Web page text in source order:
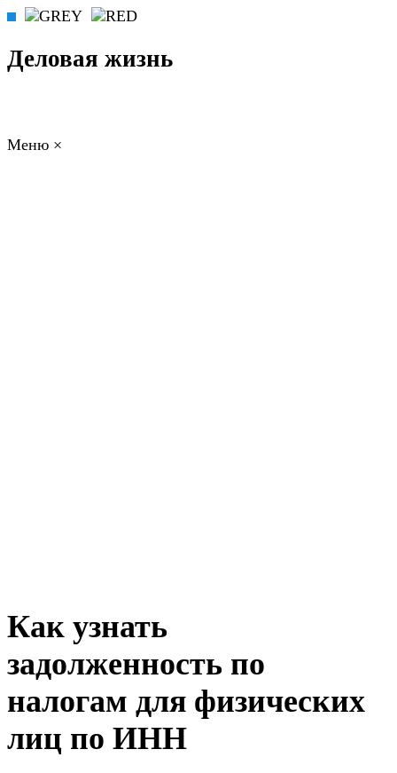
Деловая жизнь
Меню ×
Как узнать
задолженность по
налогам для физических
лиц по ИНН